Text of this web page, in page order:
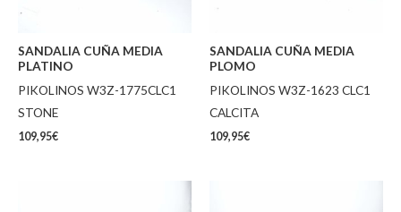
SANDALIA CUÑA MEDIA
PLATINO
PIKOLINOS W3Z-1775CLC1
STONE
109,95€
SANDALIA CUÑA MEDIA
PLOMO
PIKOLINOS W3Z-1623 CLC1
CALCITA
109,95€